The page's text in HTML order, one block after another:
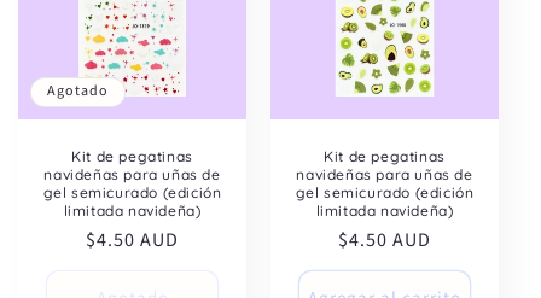
Agotado
Kit de pegatinas
navideñas para uñas de
gel semicurado (edición
limitada navideña)
Precio
$4.50 AUD
Kit de pegatinas
navideñas para uñas de
gel semicurado (edición
limitada navideña)
Precio
habitual
$4.50 AUD